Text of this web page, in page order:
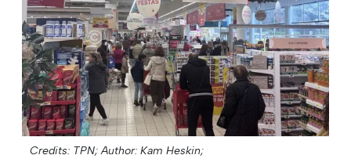
Credits: TPN; Author: Kam Heskin;